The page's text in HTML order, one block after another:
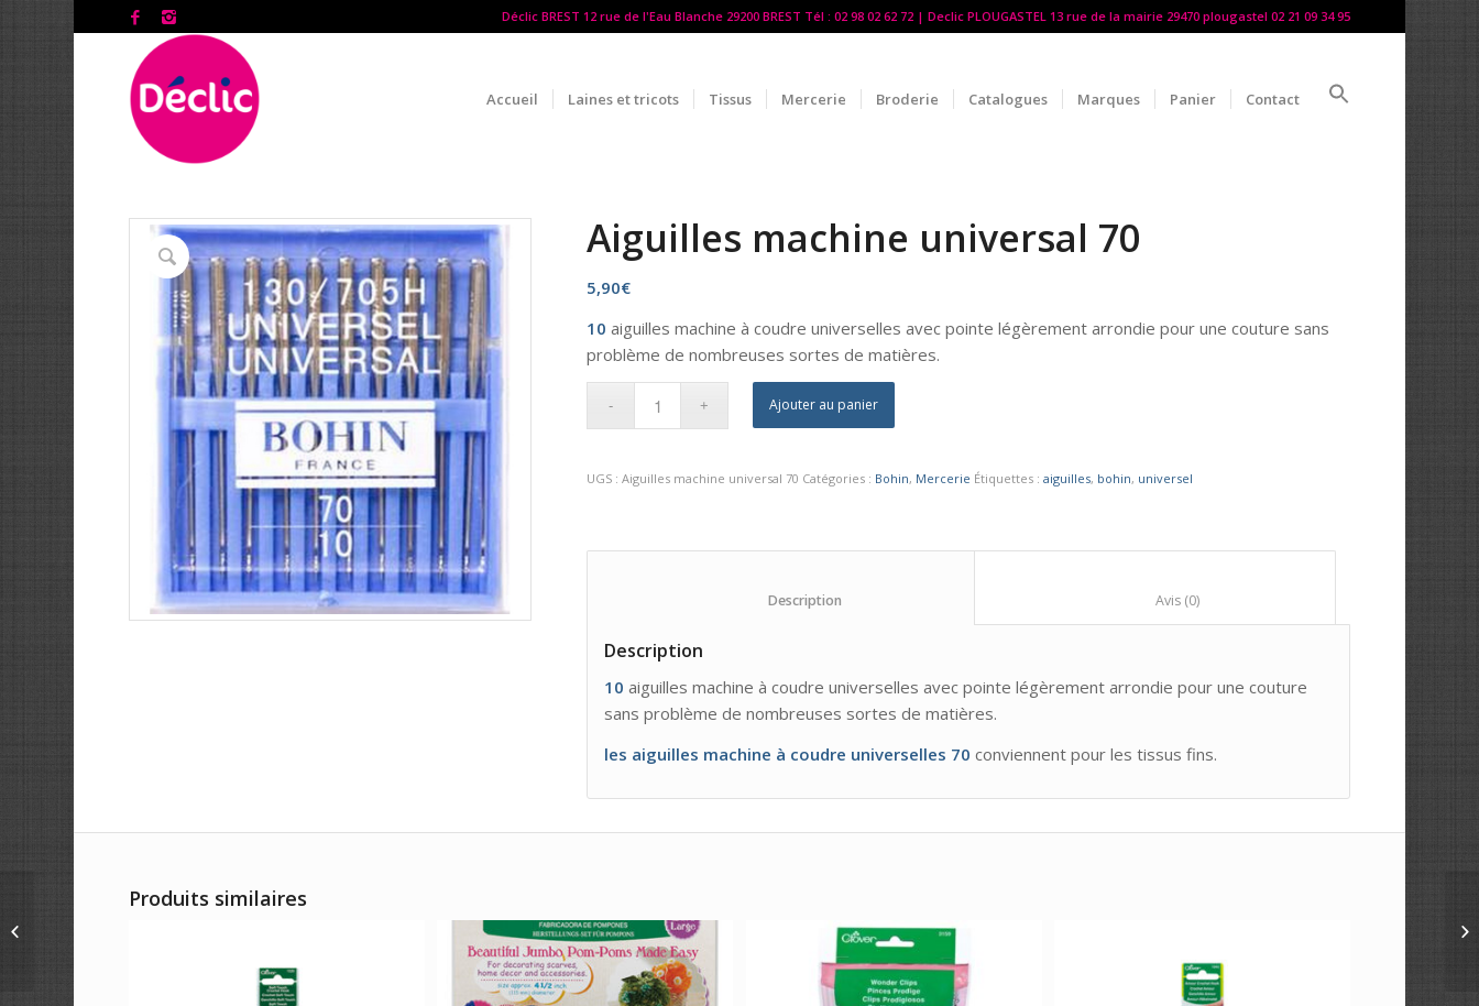
Déclic BREST 12 rue de l'Eau Blanche 29200 BREST Tél : 02 98 02 62 72 | Declic PLOUGASTEL 13 rue de la mairie 29470 plougastel 02 21 09 34 95
Accueil Laines et tricots Tissus Mercerie Broderie Catalogues Marques Panier Contact
Aiguilles machine universal 70
5,90€
10 aiguilles machine à coudre universelles avec pointe légèrement arrondie pour une couture sans
problème de nombreuses sortes de matières.
Ajouter au panier
UGS :Aiguilles machine universal 70 Catégories : Bohin, Mercerie Étiquettes :aiguilles, bohin, universel
Description
10 aiguilles machine à coudre universelles avec pointe légèrement arrondie pour une couture
sans problème de nombreuses sortes de matières.
les aiguilles machine à coudre universelles 70 conviennent pour les tissus fins.
Produits similaires